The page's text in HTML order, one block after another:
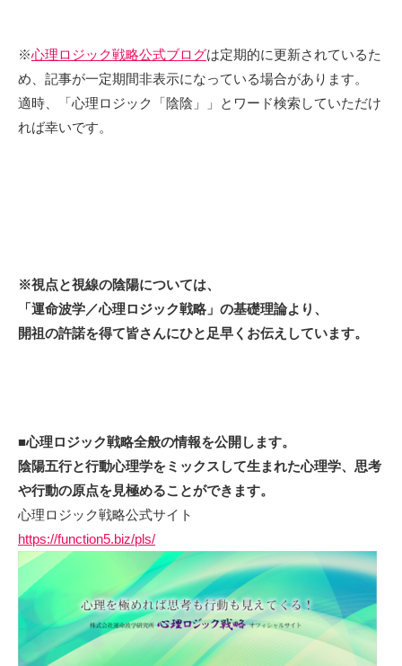
※心理ロジック戦略公式ブログは定期的に更新されているた
め、記事が一定期間非表示になっている場合があります。
適時、「心理ロジック「陰陰」」とワード検索していただけ
れば幸いです。
※視点と視線の陰陽については、
「運命波学／心理ロジック戦略」の基礎理論より、
開祖の許諾を得て皆さんにひと足早くお伝えしています。
■心理ロジック戦略全般の情報を公開します。
陰陽五行と行動心理学をミックスして生まれた心理学、思考
や行動の原点を見極めることができます。
心理ロジック戦略公式サイト
https://function5.biz/pls/